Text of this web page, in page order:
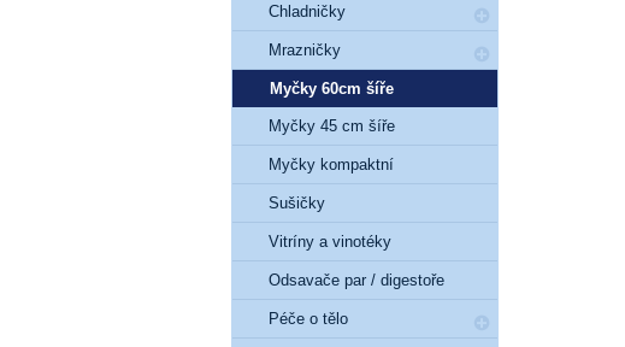
Chladničky
Mrazničky
Myčky 60cm šíře
Myčky 45 cm šíře
Myčky kompaktní
Sušičky
Vitríny a vinotéky
Odsavače par / digestoře
Péče o tělo